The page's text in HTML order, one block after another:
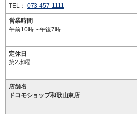
TEL： 073-457-1111
営業時間
午前10時〜午後7時
定休日
第2水曜
店舗名
ドコモショップ和歌山東店